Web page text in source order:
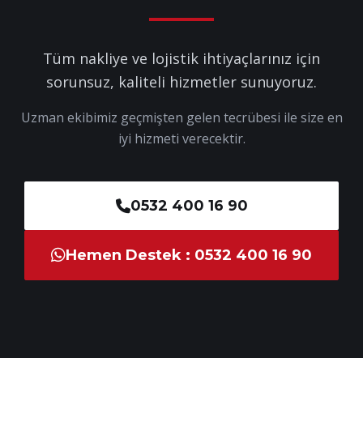
Tüm nakliye ve lojistik ihtiyaçlarınız için
sorunsuz, kaliteli hizmetler sunuyoruz.
Uzman ekibimiz geçmişten gelen tecrübesi ile size en
iyi hizmeti verecektir.
0532 400 16 90
Hemen Destek : 0532 400 16 90